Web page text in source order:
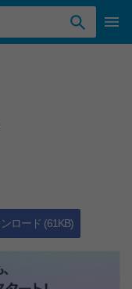
ロード (61KB)